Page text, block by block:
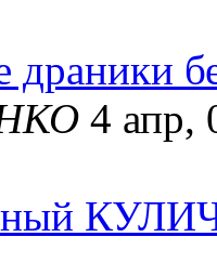
драники
4 апр,